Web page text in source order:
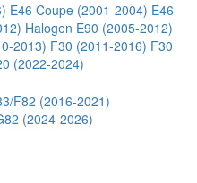
E46 Coupe (2001-2004) E46
Halogen E90 (2005-2012)
2013) F30 (2011-2016) F30
(2022-2024)
F82 (2016-2021)
(2024-2026)